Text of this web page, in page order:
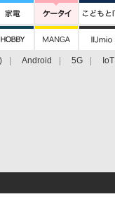
Android 5G IoT